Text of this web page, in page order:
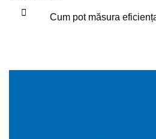
Cum pot măsura